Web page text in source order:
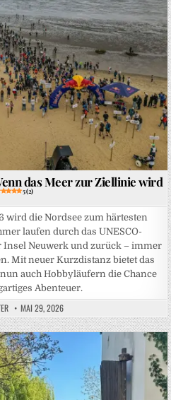
das Meer zur Ziellinie wird
5 (2)
wird die Nordsee zum härtesten
laufen durch das UNESCO-
Insel Neuwerk und zurück – immer
Mit neuer Kurzdistanz bietet das
auch Hobbyläufern die Chance
Abenteuer.
MAI 29, 2026